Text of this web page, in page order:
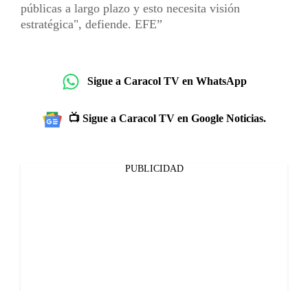
públicas a largo plazo y esto necesita visión
estratégica", defiende. EFE
Sigue a Caracol TV en WhatsApp
📺 Sigue a Caracol TV en Google Noticias.
PUBLICIDAD